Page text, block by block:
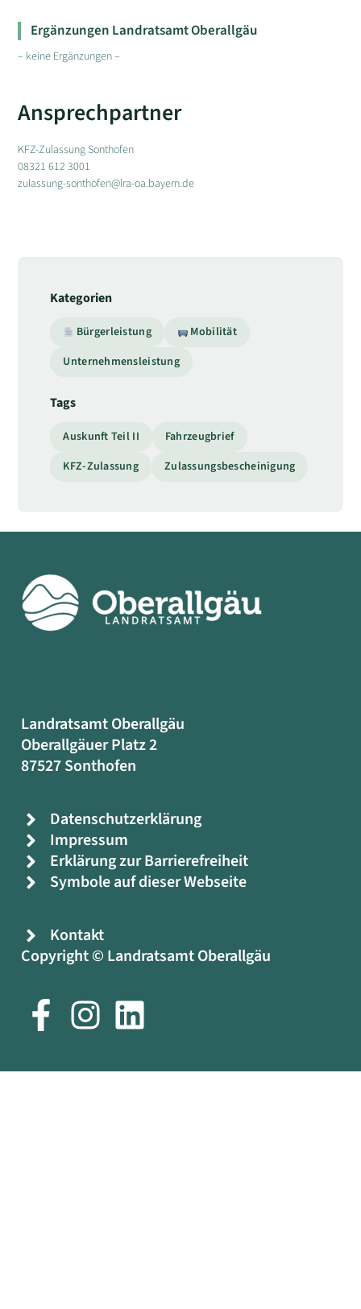
Ergänzungen Landratsamt Oberallgäu
– keine Ergänzungen –
Ansprechpartner
KFZ-Zulassung Sonthofen
08321 612 3001
zulassung-sonthofen@lra-oa.bayern.de
Kategorien
Bürgerleistung
Mobilität
Unternehmensleistung
Tags
Auskunft Teil II
Fahrzeugbrief
KFZ-Zulassung
Zulassungsbescheinigung
Landratsamt Oberallgäu
Oberallgäuer Platz 2
87527 Sonthofen
Datenschutzerklärung
Impressum
Erklärung zur Barrierefreiheit
Symbole auf dieser Webseite
Kontakt
Copyright © Landratsamt Oberallgäu